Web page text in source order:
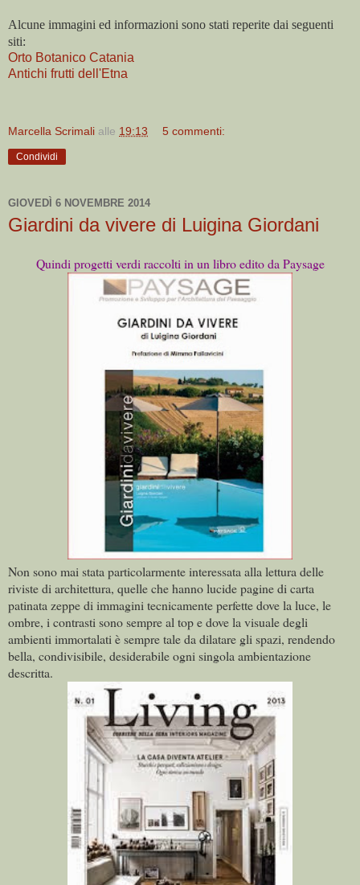
Alcune immagini ed informazioni sono stati reperite dai seguenti
siti:
Orto Botanico Catania
Antichi frutti dell'Etna
Marcella Scrimali alle 19:13 5 commenti:
Condividi
GIOVEDÌ 6 NOVEMBRE 2014
Giardini da vivere di Luigina Giordani
Quindi progetti verdi raccolti in un libro edito da Paysage
Non sono mai stata particolarmente interessata alla lettura delle
riviste di architettura, quelle che hanno lucide pagine di carta
patinata zeppe di immagini tecnicamente perfette dove la luce, le
ombre, i contrasti sono sempre al top e dove la visuale degli
ambienti immortalati è sempre tale da dilatare gli spazi, rendendo
bella, condivisibile, desiderabile ogni singola ambientazione
descritta.